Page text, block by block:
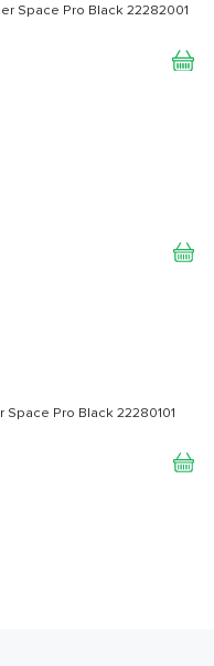
Space Pro Black 22282001
Space Pro Black 22280101